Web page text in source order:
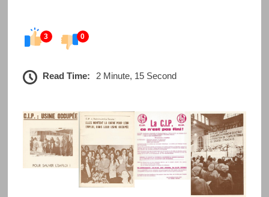
3 0
Read Time: 2 Minute, 15 Second